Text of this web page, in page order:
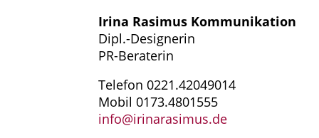
Irina Rasimus Kommunikation
Dipl.-Designerin
PR-Beraterin
Telefon 0221.42049014
Mobil 0173.4801555
info@irinarasimus.de